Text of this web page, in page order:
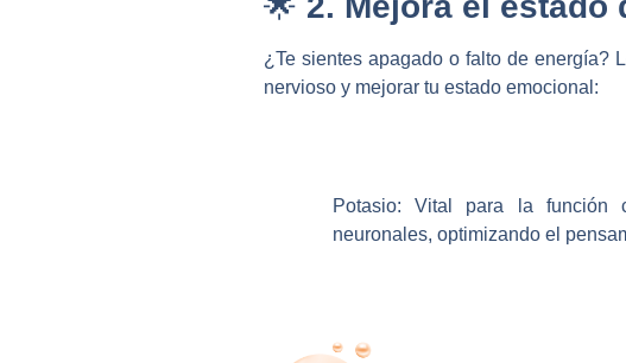
¿Te sientes apagado o falto de energía?
nervioso y mejorar tu estado emocional:
Potasio: Vital para la función
neuronales, optimizando el